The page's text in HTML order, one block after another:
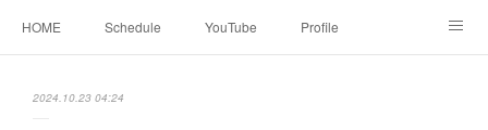
HOME Schedule YouTube Profile
2024.10.23 04:24